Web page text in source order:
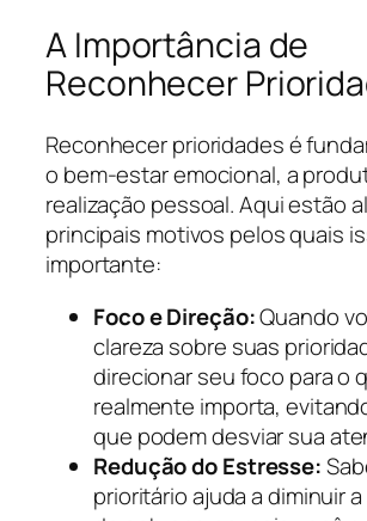
A Importância de
Reconhecer
Reconhecer prioridades é
o bem-estar emocional, a
realização pessoal. Aqui estão
principais motivos pelos quais
importante:
Foco e Direção:Quando
clareza sobre suas
direcionar seu foco para o
realmente importa,
que podem desviar sua
Redução do Estresse:
prioritário ajuda a diminuir